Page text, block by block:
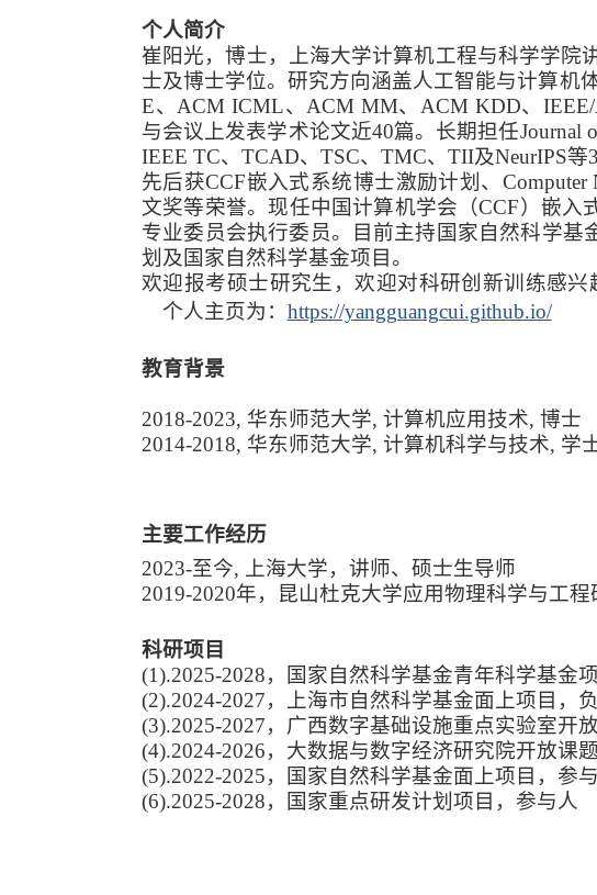
个人简介
崔阳光，博士，上海大学计算机工程与科学学院
士及博士学位。研究方向涵盖人工智能与计算机
E、ACM ICML、ACM MM、ACM KDD、
与会议上发表学术论文近40篇。长期担任Journal
IEEE TC、TCAD、TSC、TMC、TII及NeurIPS
先后获CCF嵌入式系统博士激励计划、
文奖等荣誉。现任中国计算机学会（CCF）嵌
专业委员会执行委员。目前主持国家自然科学
划及国家自然科学基金项目。
欢迎报考硕士研究生，欢迎对科研创新训练感兴
个人主页为： https://yangguangcui.github.io/
教育背景
2018-2023, 华东师范大学, 计算机应用技术, 博士
2014-2018, 华东师范大学, 计算机科学与技术, 学
主要工作经历
2023-至今, 上海大学，讲师、硕士生导师
2019-2020年，昆山杜克大学应用物理科学与工
科研项目
(1).2025-2028，国家自然科学基金青年科学基金
(2).2024-2027，上海市自然科学基金面上项目，
(3).2025-2027，广西数字基础设施重点实验室开
(4).2024-2026，大数据与数字经济研究院开放课
(5).2022-2025，国家自然科学基金面上项目，参
(6).2025-2028，国家重点研发计划项目，参与人